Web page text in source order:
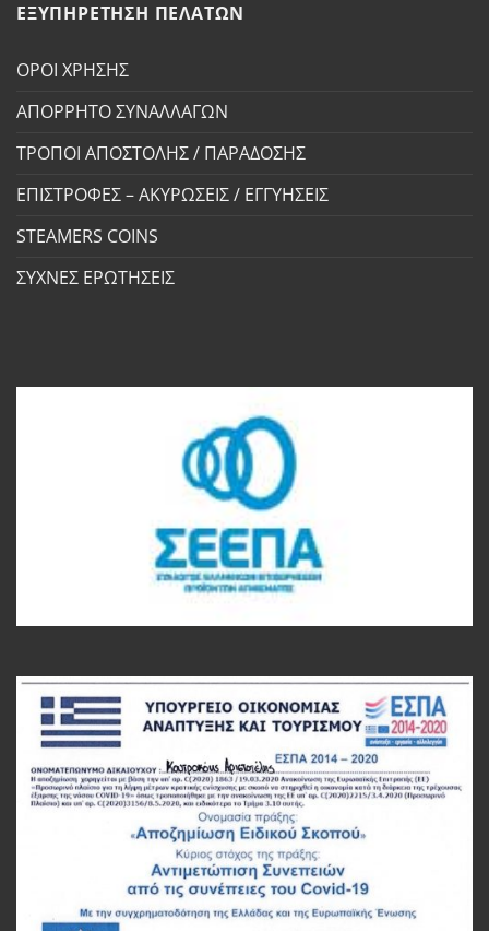
ΕΞΥΠΗΡΕΤΗΣΗ ΠΕΛΑΤΩΝ
ΟΡΟΙ ΧΡΗΣΗΣ
ΑΠΟΡΡΗΤΟ ΣΥΝΑΛΛΑΓΩΝ
ΤΡΟΠΟΙ ΑΠΟΣΤΟΛΗΣ / ΠΑΡΑΔΟΣΗΣ
ΕΠΙΣΤΡΟΦΕΣ – ΑΚΥΡΩΣΕΙΣ / ΕΓΓΥΗΣΕΙΣ
STEAMERS COINS
ΣΥΧΝΕΣ ΕΡΩΤΗΣΕΙΣ